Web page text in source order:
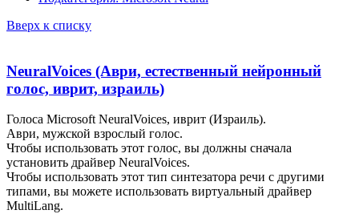
Вверх к списку
NeuralVoices (Аври, естественный нейронный
голос, иврит, израиль)
Голоса Microsoft NeuralVoices, иврит (Израиль).
Аври, мужской взрослый голос.
Чтобы использовать этот голос, вы должны сначала
установить драйвер NeuralVoices.
Чтобы использовать этот тип синтезатора речи с другими
типами, вы можете использовать виртуальный драйвер
MultiLang.